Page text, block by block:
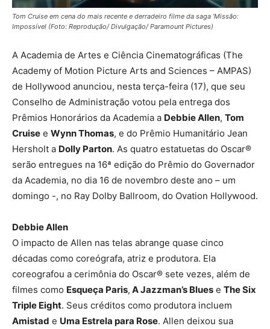
Tom Cruise em cena do mais recente e derradeiro filme da saga ‘Missão:
Impossível (Foto: Reprodução/ Divulgação/ Paramount Pictures)
A Academia de Artes e Ciência Cinematográficas (The
Academy of Motion Picture Arts and Sciences – AMPAS)
de Hollywood anunciou, nesta terça-feira (17), que seu
Conselho de Administração votou pela entrega dos
Prêmios Honorários da Academia a Debbie Allen, Tom
Cruise e Wynn Thomas, e do Prêmio Humanitário Jean
Hersholt a Dolly Parton. As quatro estatuetas do Oscar®
serão entregues na 16ª edição do Prêmio do Governador
da Academia, no dia 16 de novembro deste ano – um
domingo -, no Ray Dolby Ballroom, do Ovation Hollywood.
Debbie Allen
O impacto de Allen nas telas abrange quase cinco
décadas como coreógrafa, atriz e produtora. Ela
coreografou a cerimônia do Oscar® sete vezes, além de
filmes como Esqueça Paris, A Jazzman’s Blues e The Six
Triple Eight. Seus créditos como produtora incluem
Amistad e Uma Estrela para Rose. Allen deixou sua